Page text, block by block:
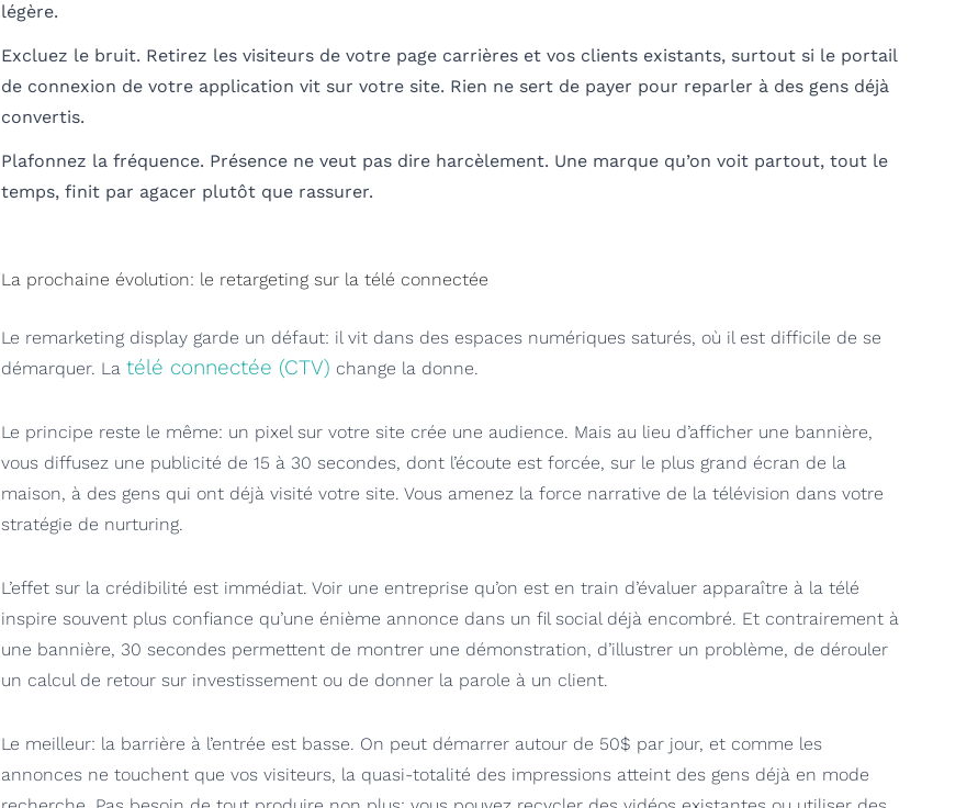
légère.
Excluez le bruit. Retirez les visiteurs de votre page carrières et vos clients existants, surtout si le portail
de connexion de votre application vit sur votre site. Rien ne sert de payer pour reparler à des gens déjà
convertis.
Plafonnez la fréquence. Présence ne veut pas dire harcèlement. Une marque qu’on voit partout, tout le
temps, finit par agacer plutôt que rassurer.
La prochaine évolution: le retargeting sur la télé connectée
Le remarketing display garde un défaut: il vit dans des espaces numériques saturés, où il est difficile de se
démarquer. La télé connectée (CTV) change la donne.
Le principe reste le même: un pixel sur votre site crée une audience. Mais au lieu d’afficher une bannière,
vous diffusez une publicité de 15 à 30 secondes, dont l’écoute est forcée, sur le plus grand écran de la
maison, à des gens qui ont déjà visité votre site. Vous amenez la force narrative de la télévision dans votre
stratégie de nurturing.
L’effet sur la crédibilité est immédiat. Voir une entreprise qu’on est en train d’évaluer apparaître à la télé
inspire souvent plus confiance qu’une énième annonce dans un fil social déjà encombré. Et contrairement à
une bannière, 30 secondes permettent de montrer une démonstration, d’illustrer un problème, de dérouler
un calcul de retour sur investissement ou de donner la parole à un client.
Le meilleur: la barrière à l’entrée est basse. On peut démarrer autour de 50$ par jour, et comme les
annonces ne touchent que vos visiteurs, la quasi-totalité des impressions atteint des gens déjà en mode